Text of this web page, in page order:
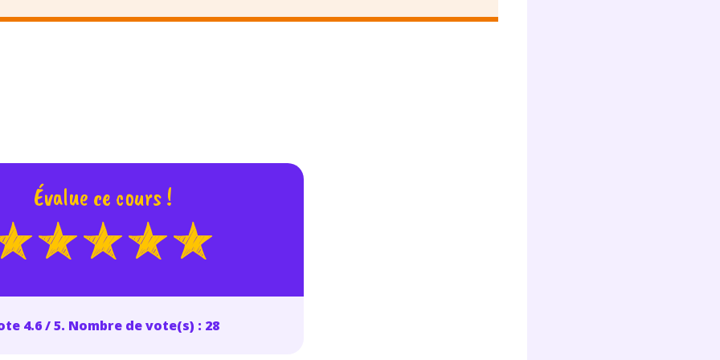
Évalue ce cours !
4.6 / 5. Nombre de vote(s) : 28